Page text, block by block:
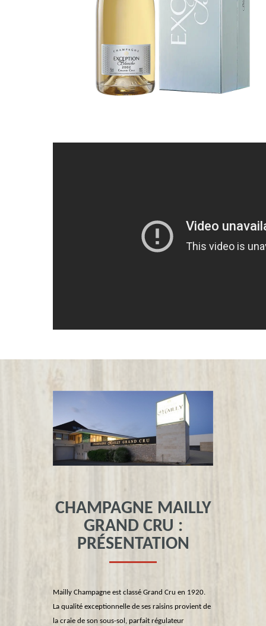
CHAMPAGNE MAILLY
GRAND CRU :
PRÉSENTATION
Mailly Champagne est classé Grand Cru en 1920.
La qualité exceptionnelle de ses raisins provient de
la craie de son sous-sol, parfait régulateur